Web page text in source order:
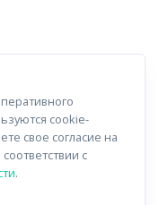
cookie-
свое согласие на
с
.